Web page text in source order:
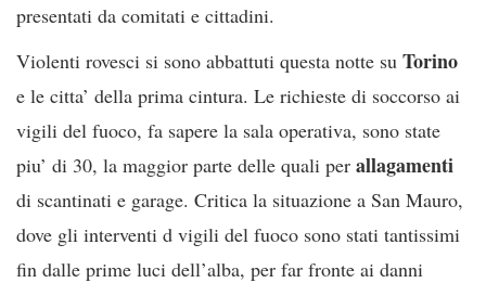
presentati da comitati e cittadini.
Violenti rovesci si sono abbattuti questa notte su Torino
e le citta’ della prima cintura. Le richieste di soccorso ai
vigili del fuoco, fa sapere la sala operativa, sono state
piu’ di 30, la maggior parte delle quali per allagamenti
di scantinati e garage. Critica la situazione a San Mauro,
dove gli interventi d vigili del fuoco sono stati tantissimi
fin dalle prime luci dell’alba, per far fronte ai danni